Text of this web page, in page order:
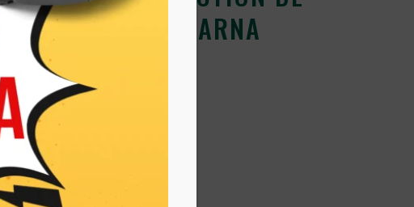
564XP HUSQVARNA
€